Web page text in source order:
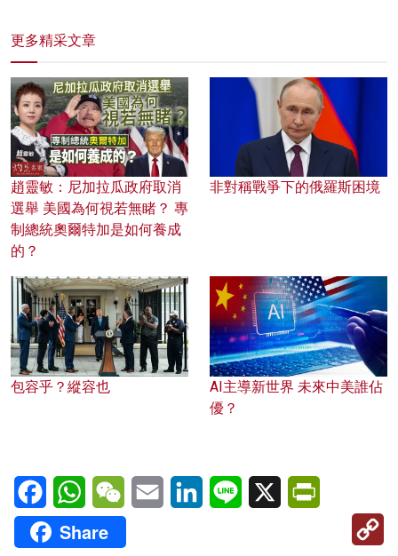
更多精采文章
趙靈敏：尼加拉瓜政府取消
選舉 美國為何視若無睹？ 專
制總統奧爾特加是如何養成
的？
非對稱戰爭下的俄羅斯困境
包容乎？縱容也
AI主導新世界 未來中美誰佔
優？
FacebookWhatsAppWeChatEmail LinkedInLine X
Share